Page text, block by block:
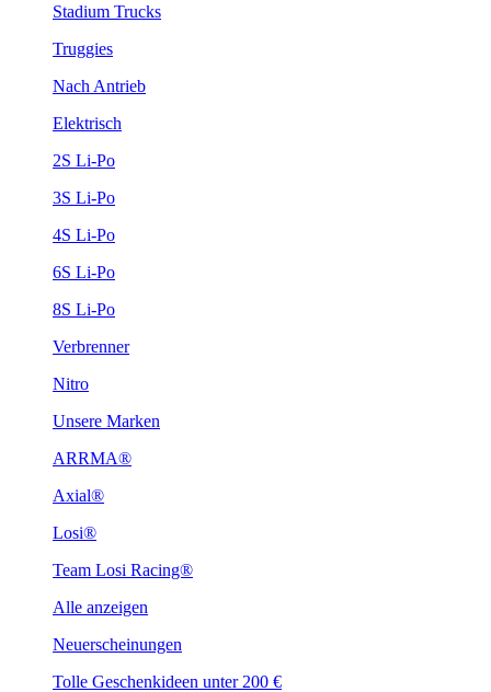
Stadium Trucks
Truggies
Nach Antrieb
Elektrisch
2S Li-Po
3S Li-Po
4S Li-Po
6S Li-Po
8S Li-Po
Verbrenner
Nitro
Unsere Marken
ARRMA®
Axial®
Losi®
Team Losi Racing®
Alle anzeigen
Neuerscheinungen
Tolle Geschenkideen unter 200 €